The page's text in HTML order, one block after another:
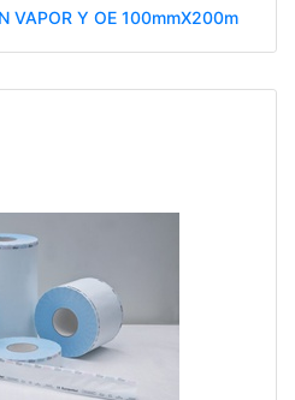
VAPOR Y OE 100mmX200m